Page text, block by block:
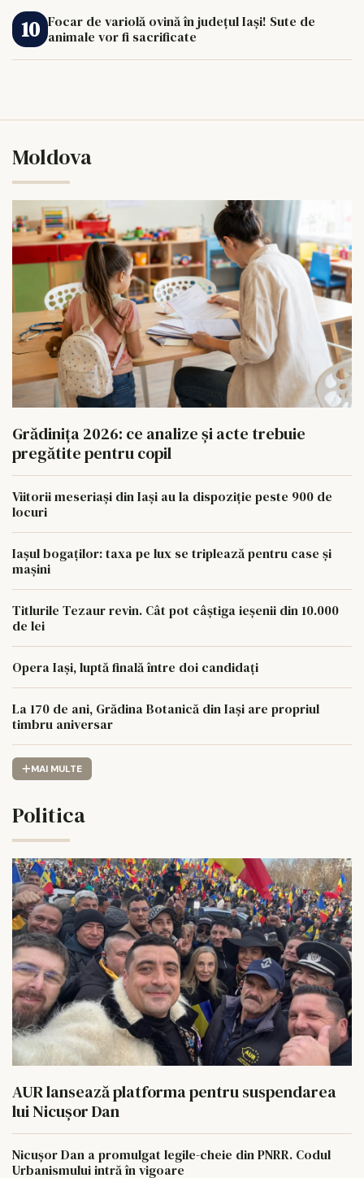
Focar de variolă ovină în județul Iași! Sute de
animale vor fi sacrificate
Moldova
Grădinița 2026: ce analize și acte trebuie
pregătite pentru copil
Viitorii meseriași din Iași au la dispoziție peste 900 de
locuri
Iașul bogaților: taxa pe lux se triplează pentru case și
mașini
Titlurile Tezaur revin. Cât pot câștiga ieșenii din 10.000
de lei
Opera Iași, luptă finală între doi candidați
La 170 de ani, Grădina Botanică din Iași are propriul
timbru aniversar
MAI MULTE
Politica
AUR lansează platforma pentru suspendarea
lui Nicușor Dan
Nicușor Dan a promulgat legile-cheie din PNRR. Codul
Urbanismului intră în vigoare